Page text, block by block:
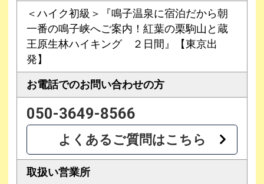
＜ハイク初級＞『鳴子温泉に宿泊だから朝
一番の鳴子峡へご案内！紅葉の栗駒山と蔵
王原生林ハイキング ２日間』【東京出
発】
お電話でのお問い合わせの方
050-3649-8566
よくあるご質問はこちら
取扱い営業所